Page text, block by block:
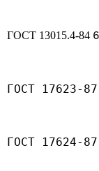
ГОСТ 13015.4-84
ГОСТ 17623-
ГОСТ 17624-